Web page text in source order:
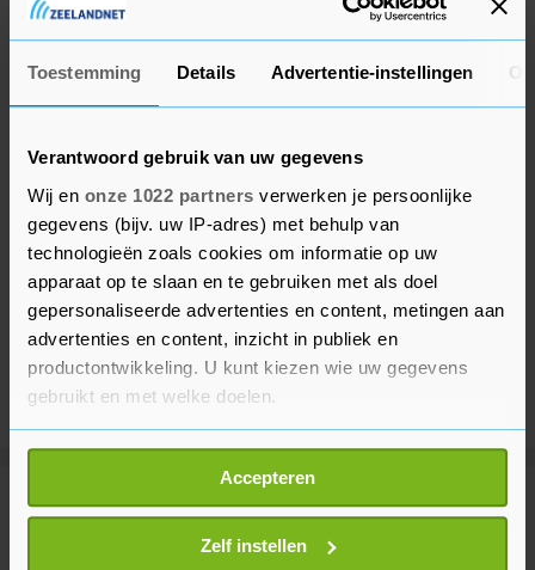
Toestemming Details Advertentie-instellingen
Verantwoord gebruik van uw gegevens
Wij en onze 1022 partners verwerken je persoonlijke
gegevens (bijv. uw IP-adres) met behulp van
technologieën zoals cookies om informatie op uw
apparaat op te slaan en te gebruiken met als doel
gepersonaliseerde advertenties en content, metingen aan
advertenties en content, inzicht in publiek en
productontwikkeling. U kunt kiezen wie uw gegevens
gebruikt en met welke doelen.
Als u het toestaat, willen we ook graag:
Informatie verzamelen over uw geografische
locatie, die tot een paar meter nauwkeurig kan zijn
Uw apparaat identificeren door het actief te
Accepteren
Zelf instellen
Meer uit Buitenland